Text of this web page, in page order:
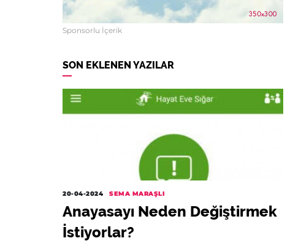
Sponsorlu İçerik
SON EKLENEN YAZILAR
20-04-2024 SEMA MARAŞLI
Anayasayı Neden Değiştirmek
İstiyorlar?